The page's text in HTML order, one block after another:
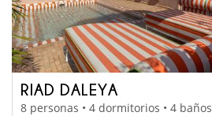
RIAD DALEYA
8 personas • 4 dormitorios • 4 baños